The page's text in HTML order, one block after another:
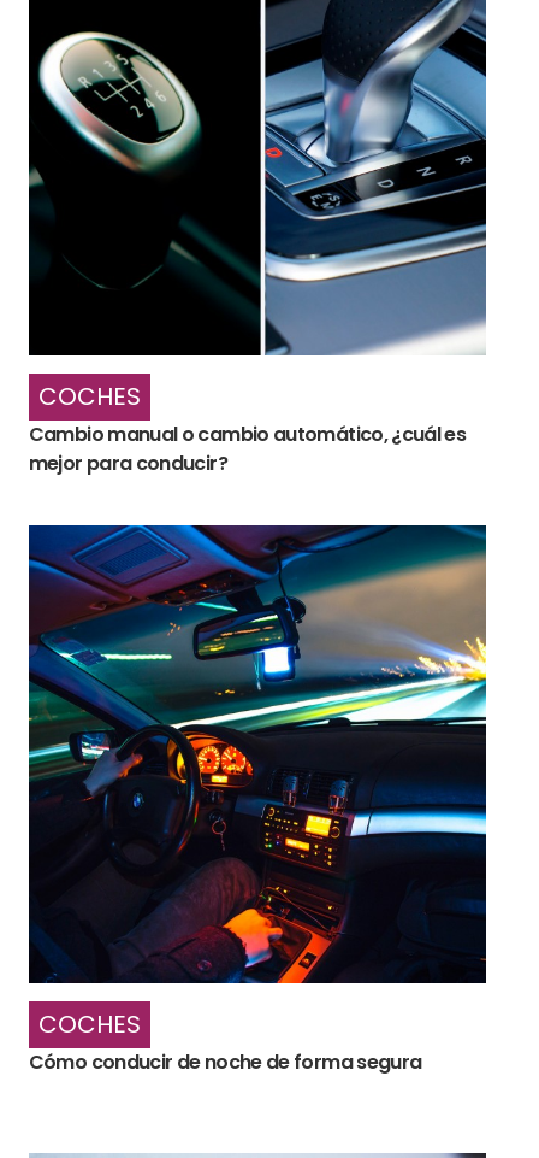
COCHES
Cambio manual o cambio automático, ¿cuál es
mejor para conducir?
COCHES
Cómo conducir de noche de forma segura